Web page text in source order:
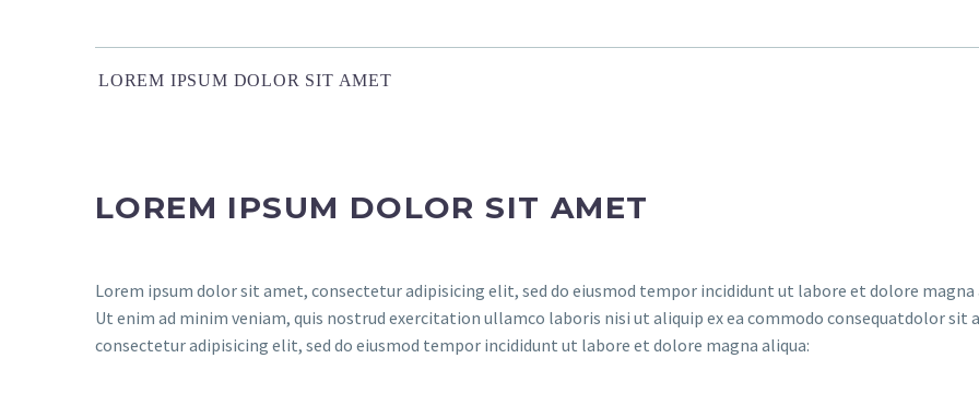
LOREM IPSUM DOLOR SIT AMET
LOREM IPSUM DOLOR SIT AMET
Lorem ipsum dolor sit amet, consectetur adipisicing elit, sed do eiusmod tempor incididunt ut labore et dolore magna
Ut enim ad minim veniam, quis nostrud exercitation ullamco laboris nisi ut aliquip ex ea commodo consequatdolor sit
consectetur adipisicing elit, sed do eiusmod tempor incididunt ut labore et dolore magna aliqua: